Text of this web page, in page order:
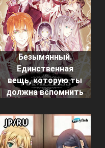
Безымянный.
Единственная
вещь, которую ты
должна вспомнить
JP/RU